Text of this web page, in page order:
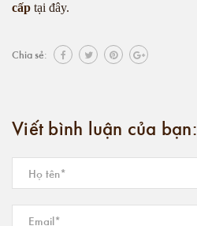
cấp tại đây.
Chia sẻ:
Viết bình luận của bạn: